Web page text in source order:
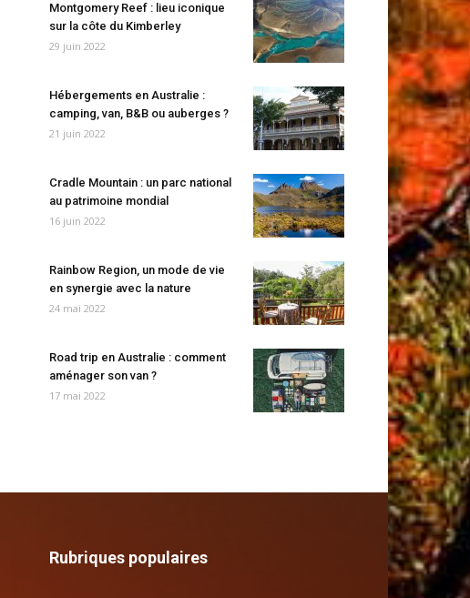
Montgomery Reef : lieu iconique
sur la côte du Kimberley
29 juin 2022
Hébergements en Australie :
camping, van, B&B ou auberges ?
21 juin 2022
Cradle Mountain : un parc national
au patrimoine mondial
16 juin 2022
Rainbow Region, un mode de vie
en synergie avec la nature
24 mai 2022
Road trip en Australie : comment
aménager son van ?
17 mai 2022
Rubriques populaires